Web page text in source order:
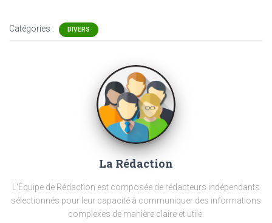
Catégories : DIVERS
La Rédaction
L'Équipe de Rédaction est composée de rédacteurs indépendants
sélectionnés pour leur capacité à communiquer des informations
complexes de manière claire et utile.